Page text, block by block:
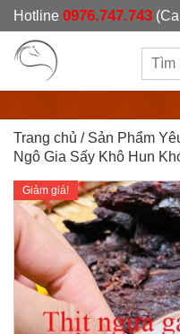
Hotline 0976.747.743
Trang chủ / Sản Phẩm
Ngô Gia Sấy Khô Hun
Giảm giá!